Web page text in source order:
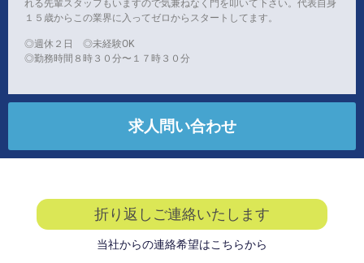
れる先輩スタッフもいますので気兼ねなく門を叩いて下さい。代表自身
１５歳からこの業界に入ってゼロからスタートしてます。
◎週休２日 ◎未経験OK
◎勤務時間８時３０分〜１７時３０分
求人問い合わせ
折り返しご連絡いたします
当社からの連絡希望はこちらから